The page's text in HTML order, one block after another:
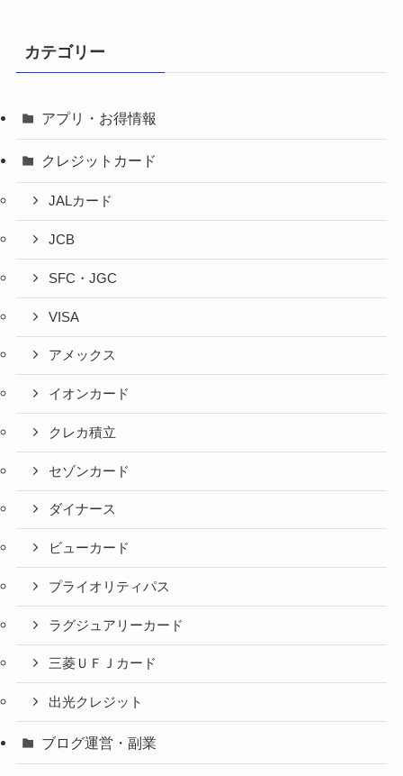
カテゴリー
アプリ・お得情報
クレジットカード
JALカード
JCB
SFC・JGC
VISA
アメックス
イオンカード
クレカ積立
セゾンカード
ダイナース
ビューカード
プライオリティパス
ラグジュアリーカード
三菱ＵＦＪカード
出光クレジット
ブログ運営・副業